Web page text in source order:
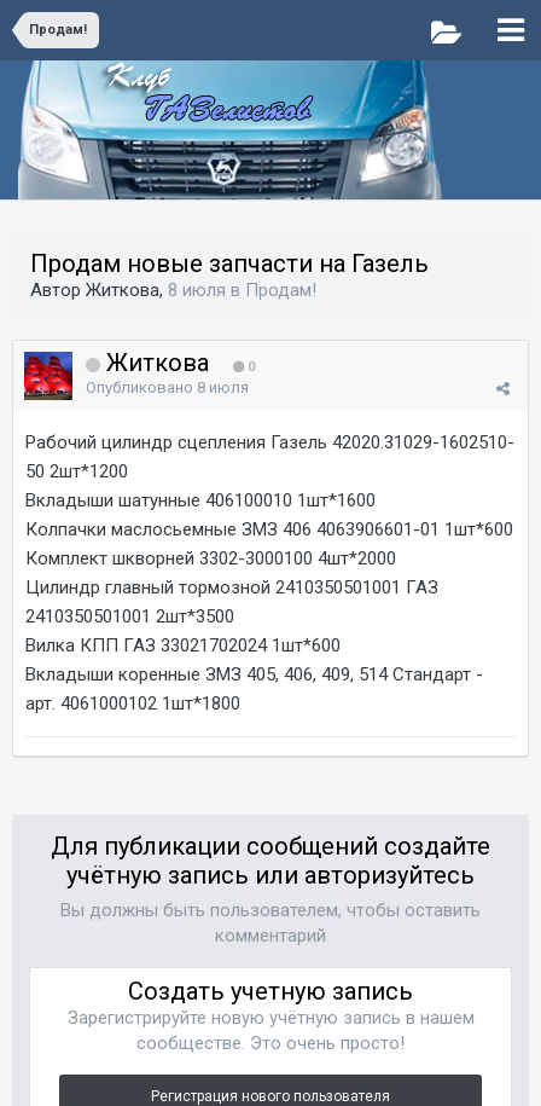
Продам!
Продам новые запчасти на Газель
Автор Житкова, 8 июля в Продам!
Житкова 0
Опубликовано 8 июля
Рабочий цилиндр сцепления Газель 42020.31029-1602510-
50 2шт*1200
Вкладыши шатунные 406100010 1шт*1600
Колпачки маслосьемные ЗМЗ 406 4063906601-01 1шт*600
Комплект шкворней 3302-3000100 4шт*2000
Цилиндр главный тормозной 2410350501001 ГАЗ
2410350501001 2шт*3500
Вилка КПП ГАЗ 33021702024 1шт*600
Вкладыши коренные ЗМЗ 405, 406, 409, 514 Стандарт -
арт. 4061000102 1шт*1800
Для публикации сообщений создайте
учётную запись или авторизуйтесь
Вы должны быть пользователем, чтобы оставить
комментарий
Создать учетную запись
Зарегистрируйте новую учётную запись в нашем
сообществе. Это очень просто!
Регистрация нового пользователя